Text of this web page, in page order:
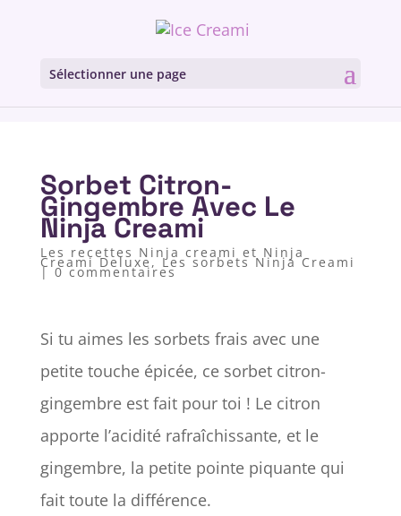
Sélectionner une page
Sorbet Citron-
Gingembre Avec Le
Ninja Creami
Les recettes Ninja creami et Ninja
Creami Deluxe,Les sorbets Ninja Creami
|0 commentaires
Si tu aimes les sorbets frais avec une
petite touche épicée, ce sorbet citron-
gingembre est fait pour toi ! Le citron
apporte l’acidité rafraîchissante, et le
gingembre, la petite pointe piquante qui
fait toute la différence.